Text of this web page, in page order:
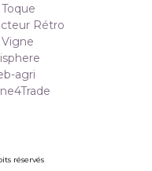
Rétro
Vigne
agri
réservés